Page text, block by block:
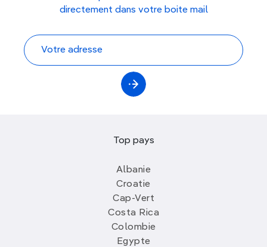
directement dans votre boite mail
Top pays
Albanie
Croatie
Cap-Vert
Costa Rica
Colombie
Egypte